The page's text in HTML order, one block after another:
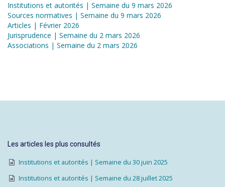
Institutions et autorités | Semaine du 9 mars 2026
Sources normatives | Semaine du 9 mars 2026
Articles | Février 2026
Jurisprudence | Semaine du 2 mars 2026
Associations | Semaine du 2 mars 2026
Les articles les plus consultés
Institutions et autorités | Semaine du 30 juin 2025
Institutions et autorités | Semaine du 28 juillet 2025